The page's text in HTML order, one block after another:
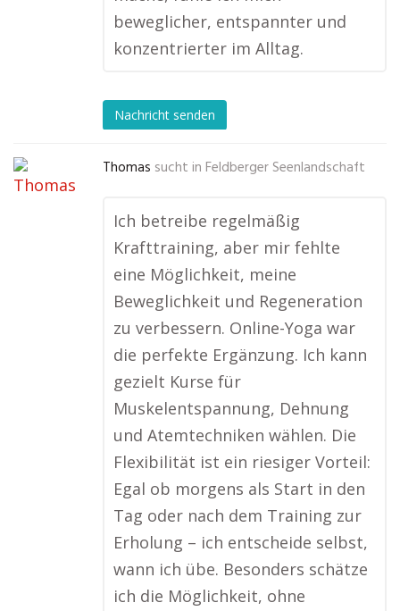
beweglicher, entspannter und
konzentrierter im Alltag.
Nachricht senden
Thomas sucht in Feldberger Seenlandschaft
Ich betreibe regelmäßig
Krafttraining, aber mir fehlte
eine Möglichkeit, meine
Beweglichkeit und Regeneration
zu verbessern. Online-Yoga war
die perfekte Ergänzung. Ich kann
gezielt Kurse für
Muskelentspannung, Dehnung
und Atemtechniken wählen. Die
Flexibilität ist ein riesiger Vorteil:
Egal ob morgens als Start in den
Tag oder nach dem Training zur
Erholung – ich entscheide selbst,
wann ich übe. Besonders schätze
ich die Möglichkeit, ohne